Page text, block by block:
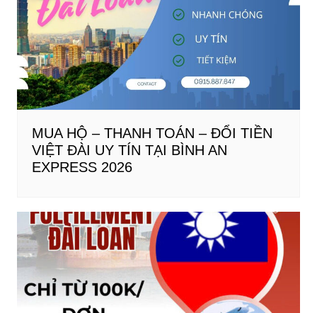
MUA HỘ – THANH TOÁN – ĐỔI TIỀN
VIỆT ĐÀI UY TÍN TẠI BÌNH AN
EXPRESS 2026